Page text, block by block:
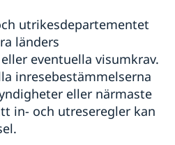
utrikesdepartementet
länders
eventuella visumkrav.
inrese­bestämmelserna
eller närmaste
in- och utreseregler kan